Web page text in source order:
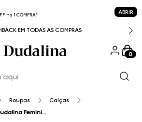
na 1 COMPRA* ABRIR
EM TODAS AS COMPRAS
0
Roupas
Calças
Calça Sarja New Reta Dudalina Feminina